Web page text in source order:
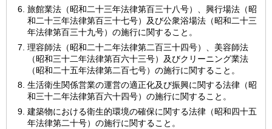
旅館業法（昭和二十三年法律第百三十八号）、興行場法（昭
和二十三年法律第百三十七号）及び公衆浴場法（昭和二十三
年法律第百三十九号）の施行に関すること。
理容師法（昭和二十二年法律第二百三十四号）、美容師法
（昭和三十二年法律第百六十三号）及びクリーニング業法
（昭和二十五年法律第二百七号）の施行に関すること。
生活衛生関係営業の運営の適正化及び振興に関する法律（昭
和三十二年法律第百六十四号）の施行に関すること。
建築物における衛生的環境の確保に関する法律（昭和四十五
年法律第二十号）の施行に関すること。